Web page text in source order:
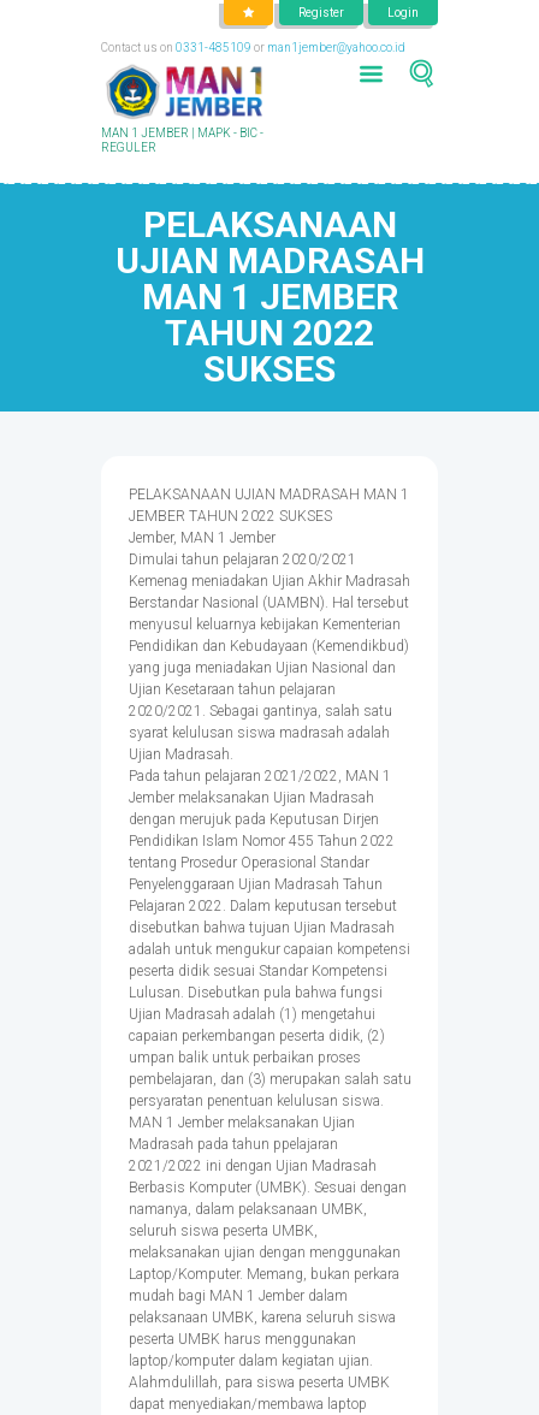
Register Login
Contact us on 0331-485109 or man1jember@yahoo.co.id
MAN 1 JEMBER | MAPK - BIC -
REGULER
PELAKSANAAN
UJIAN MADRASAH
MAN 1 JEMBER
TAHUN 2022
SUKSES
PELAKSANAAN UJIAN MADRASAH MAN 1
JEMBER TAHUN 2022 SUKSES
Jember, MAN 1 Jember
Dimulai tahun pelajaran 2020/2021
Kemenag meniadakan Ujian Akhir Madrasah
Berstandar Nasional (UAMBN). Hal tersebut
menyusul keluarnya kebijakan Kementerian
Pendidikan dan Kebudayaan (Kemendikbud)
yang juga meniadakan Ujian Nasional dan
Ujian Kesetaraan tahun pelajaran
2020/2021. Sebagai gantinya, salah satu
syarat kelulusan siswa madrasah adalah
Ujian Madrasah.
Pada tahun pelajaran 2021/2022, MAN 1
Jember melaksanakan Ujian Madrasah
dengan merujuk pada Keputusan Dirjen
Pendidikan Islam Nomor 455 Tahun 2022
tentang Prosedur Operasional Standar
Penyelenggaraan Ujian Madrasah Tahun
Pelajaran 2022. Dalam keputusan tersebut
disebutkan bahwa tujuan Ujian Madrasah
adalah untuk mengukur capaian kompetensi
peserta didik sesuai Standar Kompetensi
Lulusan. Disebutkan pula bahwa fungsi
Ujian Madrasah adalah (1) mengetahui
capaian perkembangan peserta didik, (2)
umpan balik untuk perbaikan proses
pembelajaran, dan (3) merupakan salah satu
persyaratan penentuan kelulusan siswa.
MAN 1 Jember melaksanakan Ujian
Madrasah pada tahun ppelajaran
2021/2022 ini dengan Ujian Madrasah
Berbasis Komputer (UMBK). Sesuai dengan
namanya, dalam pelaksanaan UMBK,
seluruh siswa peserta UMBK,
melaksanakan ujian dengan menggunakan
Laptop/Komputer. Memang, bukan perkara
mudah bagi MAN 1 Jember dalam
pelaksanaan UMBK, karena seluruh siswa
peserta UMBK harus menggunakan
laptop/komputer dalam kegiatan ujian.
Alahmdulillah, para siswa peserta UMBK
dapat menyediakan/membawa laptop